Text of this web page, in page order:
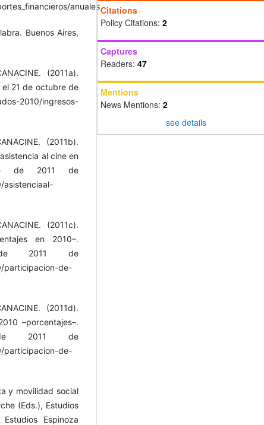
anuales
Buenos Aires,
(2011a).
21 de octubre de
2010/ingresos-
(2011b).
al cine en
de 2011 de
asistenciaal-
(2011c).
en 2010–.
2011 de
participacion-de-
(2011d).
–porcentajes–.
2011 de
participacion-de-
y movilidad social
(Eds.), Estudios
Espinoza
Citations
Policy Citations: 2
Captures
Readers: 47
Mentions
News Mentions: 2
see details